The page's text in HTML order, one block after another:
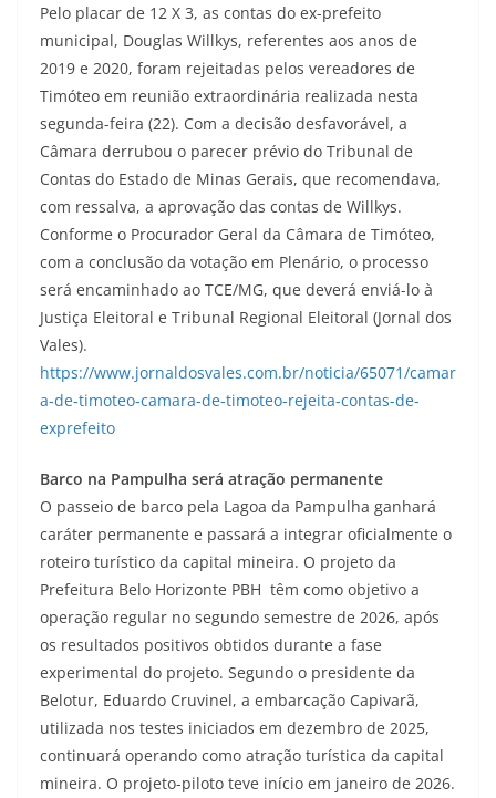
Pelo placar de 12 X 3, as contas do ex-prefeito
municipal, Douglas Willkys, referentes aos anos de
2019 e 2020, foram rejeitadas pelos vereadores de
Timóteo em reunião extraordinária realizada nesta
segunda-feira (22). Com a decisão desfavorável, a
Câmara derrubou o parecer prévio do Tribunal de
Contas do Estado de Minas Gerais, que recomendava,
com ressalva, a aprovação das contas de Willkys.
Conforme o Procurador Geral da Câmara de Timóteo,
com a conclusão da votação em Plenário, o processo
será encaminhado ao TCE/MG, que deverá enviá-lo à
Justiça Eleitoral e Tribunal Regional Eleitoral (Jornal dos
Vales).
https://www.jornaldosvales.com.br/noticia/65071/camar
a-de-timoteo-camara-de-timoteo-rejeita-contas-de-
exprefeito
Barco na Pampulha será atração permanente
O passeio de barco pela Lagoa da Pampulha ganhará
caráter permanente e passará a integrar oficialmente o
roteiro turístico da capital mineira. O projeto da
Prefeitura Belo Horizonte PBH têm como objetivo a
operação regular no segundo semestre de 2026, após
os resultados positivos obtidos durante a fase
experimental do projeto. Segundo o presidente da
Belotur, Eduardo Cruvinel, a embarcação Capivarã,
utilizada nos testes iniciados em dezembro de 2025,
continuará operando como atração turística da capital
mineira. O projeto-piloto teve início em janeiro de 2026.